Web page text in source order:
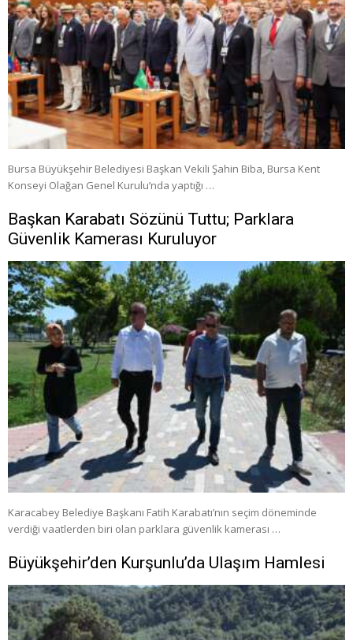
Bursa Büyükşehir Belediyesi Başkan Vekili Şahin Biba, Bursa Kent
Konseyi Olağan Genel Kurulu’nda yaptığı …
Başkan Karabatı Sözünü Tuttu; Parklara
Güvenlik Kamerası Kuruluyor
Karacabey Belediye Başkanı Fatih Karabatı’nın seçim döneminde
verdiği vaatlerden biri olan parklara güvenlik kamerası …
Büyükşehir’den Kurşunlu’da Ulaşım Hamlesi